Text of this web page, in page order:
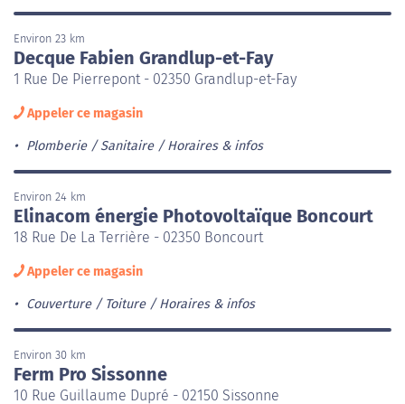
Environ 23 km
Decque Fabien Grandlup-et-Fay
1 Rue De Pierrepont - 02350 Grandlup-et-Fay
Appeler ce magasin
Plomberie / Sanitaire Horaires & infos
Environ 24 km
Elinacom énergie Photovoltaïque Boncourt
18 Rue De La Terrière - 02350 Boncourt
Appeler ce magasin
Couverture / Toiture Horaires & infos
Environ 30 km
Ferm Pro Sissonne
10 Rue Guillaume Dupré - 02150 Sissonne